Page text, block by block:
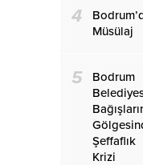
4
Müsülaj
5
Bodrum
Şeffaflık
Krizi